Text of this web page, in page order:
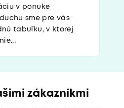
v ponuke
sme pre vás
tabuľku, v ktorej
zákazníkmi